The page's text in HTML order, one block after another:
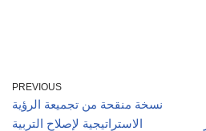
PREVIOUS
نسخة منقحة من تجميعة الرؤية
الاستراتيجية لإصلاح التربية